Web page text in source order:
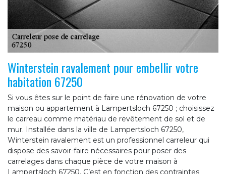
Winterstein ravalement pour embellir votre
habitation 67250
Si vous êtes sur le point de faire une rénovation de votre
maison ou appartement à Lampertsloch 67250 ; choisissez
le carreau comme matériau de revêtement de sol et de
mur. Installée dans la ville de Lampertsloch 67250,
Winterstein ravalement est un professionnel carreleur qui
dispose des savoir-faire nécessaires pour poser des
carrelages dans chaque pièce de votre maison à
Lampertsloch 67250. C’est en fonction des contraintes